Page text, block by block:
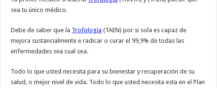
sea tu único médico.
Debe de saber que la Trofología (TAEN) por si sola es capaz de
mejora sustancialmente e radicar o curar el 99,9% de todas las
enfermedades sea cual sea.
Todo lo que usted necesita para su bienestar y recuperación de su
salud, o mejor nivel de vida. Todo lo que usted necesita esta en el Plan